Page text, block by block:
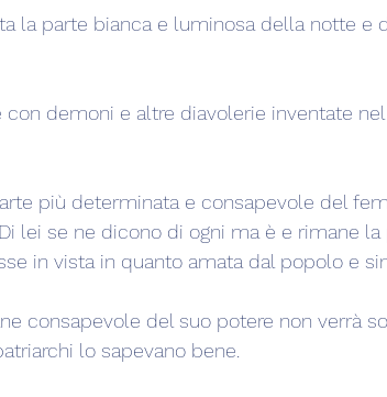
la parte bianca e luminosa della notte e
con demoni e altre diavolerie inventate
più determinata e consapevole del
lei se ne dicono di ogni ma è e rimane
in vista in quanto amata dal popolo e
consapevole del suo potere non verrà
lo sapevano bene.